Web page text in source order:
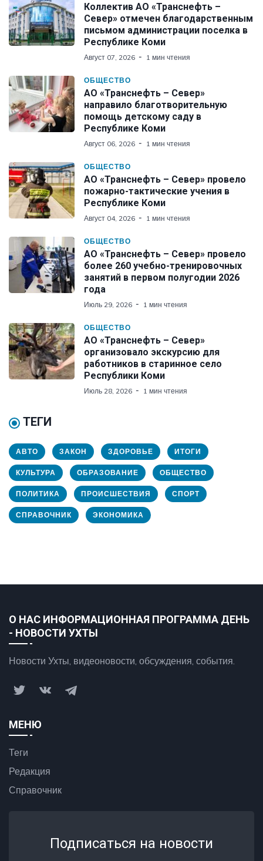
Коллектив АО «Транснефть –
Север» отмечен благодарственным
письмом администрации поселка в
Республике Коми
Август 07, 2026 1 мин чтения
ОБЩЕСТВО
АО «Транснефть – Север»
направило благотворительную
помощь детскому саду в
Республике Коми
Август 06, 2026 1 мин чтения
ОБЩЕСТВО
АО «Транснефть – Север» провело
пожарно-тактические учения в
Республике Коми
Август 04, 2026 1 мин чтения
ОБЩЕСТВО
АО «Транснефть – Север» провело
более 260 учебно-тренировочных
занятий в первом полугодии 2026
года
Июль 29, 2026 1 мин чтения
ОБЩЕСТВО
АО «Транснефть – Север»
организовало экскурсию для
работников в старинное село
Республики Коми
Июль 28, 2026 1 мин чтения
ТЕГИ
АВТО ЗАКОН ЗДОРОВЬЕ ИТОГИ
КУЛЬТУРА ОБРАЗОВАНИЕ ОБЩЕСТВО
ПОЛИТИКА ПРОИСШЕСТВИЯ СПОРТ
СПРАВОЧНИК ЭКОНОМИКА
О НАС ИНФОРМАЦИОННАЯ ПРОГРАММА ДЕНЬ
- НОВОСТИ УХТЫ
Новости Ухты, видеоновости, обсуждения, события.
МЕНЮ
Теги
Редакция
Справочник
Подписаться на новости